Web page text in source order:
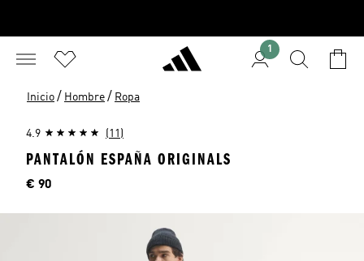
1
Inicio / Hombre / Ropa
4.9 (11)
PANTALÓN ESPAÑA ORIGINALS
Precio
€ 90